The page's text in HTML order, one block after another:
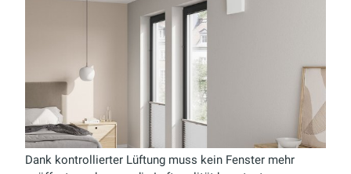
Dank kontrollierter Lüftung muss kein Fenster mehr